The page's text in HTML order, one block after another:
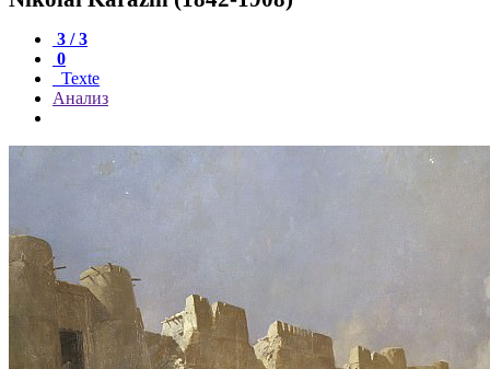
3 / 3
0
Texte
Анализ